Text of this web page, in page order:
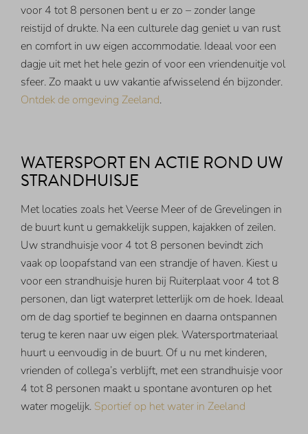
voor 4 tot 8 personen bent u er zo – zonder lange
reistijd of drukte. Na een culturele dag geniet u van rust
en comfort in uw eigen accommodatie. Ideaal voor een
dagje uit met het hele gezin of voor een vriendenuitje vol
sfeer. Zo maakt u uw vakantie afwisselend én bijzonder.
Ontdek de omgeving Zeeland.
WATERSPORT EN ACTIE ROND UW
STRANDHUISJE
Met locaties zoals het Veerse Meer of de Grevelingen in
de buurt kunt u gemakkelijk suppen, kajakken of zeilen.
Uw strandhuisje voor 4 tot 8 personen bevindt zich
vaak op loopafstand van een strandje of haven. Kiest u
voor een strandhuisje huren bij Ruiterplaat voor 4 tot 8
personen, dan ligt waterpret letterlijk om de hoek. Ideaal
om de dag sportief te beginnen en daarna ontspannen
terug te keren naar uw eigen plek. Watersportmateriaal
huurt u eenvoudig in de buurt. Of u nu met kinderen,
vrienden of collega’s verblijft, met een strandhuisje voor
4 tot 8 personen maakt u spontane avonturen op het
water mogelijk. Sportief op het water in Zeeland